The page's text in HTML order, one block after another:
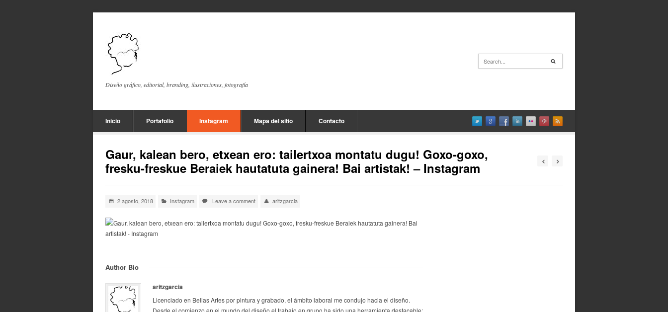
Diseño gráfico, editorial, branding, ilustraciones, fotografía
Inicio Portafolio Instagram Mapa del sitio Contacto
Gaur, kalean bero, etxean ero: tailertxoa montatu dugu! Goxo-goxo,
fresku-freskue Beraiek hautatuta gainera! Bai artistak! – Instagram
2 agosto, 2018 Instagram Leave a comment aritzgarcia
Author Bio
aritzgarcia
Licenciado en Bellas Artes por pintura y grabado, el ámbito laboral me condujo hacia el diseño.
Desde el comienzo en el mundo del diseño el trabajo en grupo ha sido una herramienta destacable: